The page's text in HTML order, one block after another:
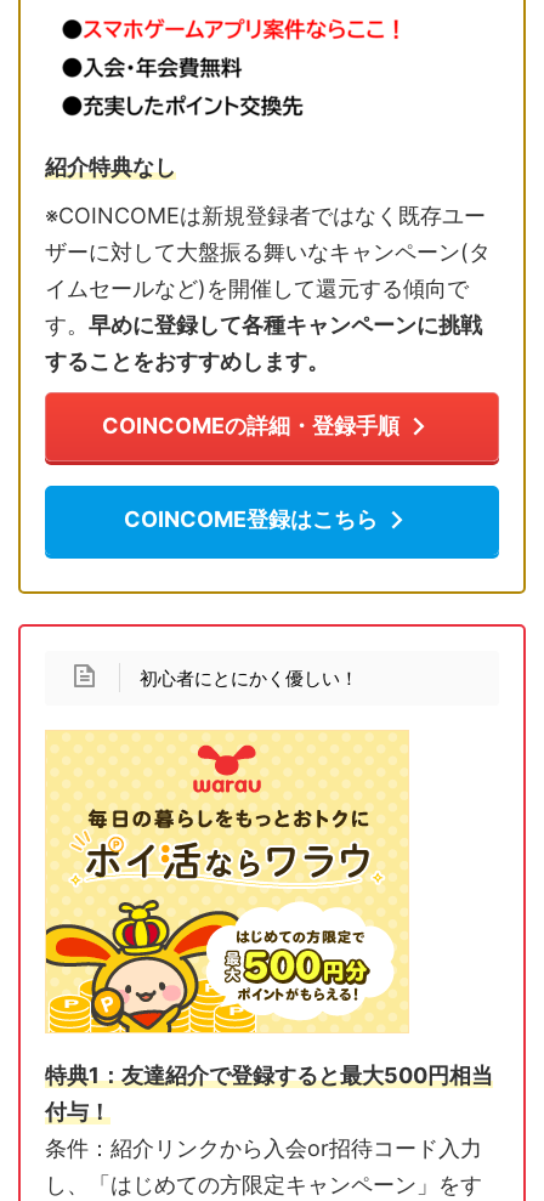
紹介特典なし
※COINCOMEは新規登録者ではなく既存ユー
ザーに対して大盤振る舞いなキャンペーン(タ
イムセールなど)を開催して還元する傾向で
す。 早めに登録して各種キャンペーンに挑戦
することをおすすめします。
COINCOMEの詳細・登録手順
COINCOME登録はこちら
初心者にとにかく優しい！
特典1：友達紹介で登録すると最大500円相当
付与！
条件：紹介リンクから入会or招待コード入力
し、「はじめての方限定キャンペーン」をす